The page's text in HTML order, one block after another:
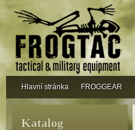
Katalog
Hlavní stránka FROGGEAR